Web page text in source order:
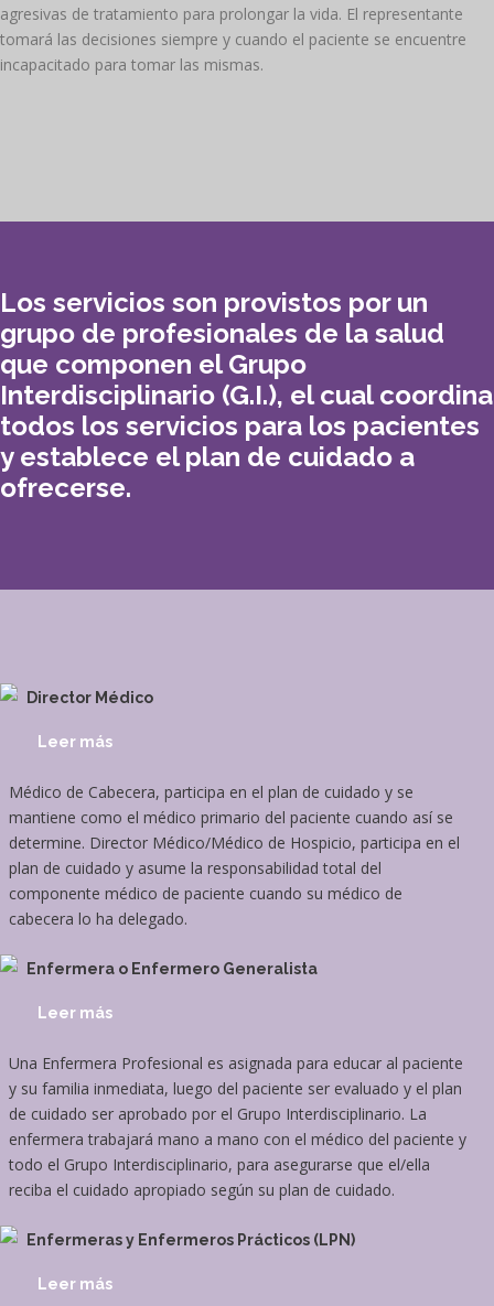
agresivas de tratamiento para prolongar la vida. El representante
tomará las decisiones siempre y cuando el paciente se encuentre
incapacitado para tomar las mismas.
Los servicios son provistos por un
grupo de profesionales de la salud
que componen el Grupo
Interdisciplinario (G.I.), el cual coordina
todos los servicios para los pacientes
y establece el plan de cuidado a
ofrecerse.
Director Médico
Leer más
Médico de Cabecera, participa en el plan de cuidado y se
mantiene como el médico primario del paciente cuando así se
determine. Director Médico/Médico de Hospicio, participa en el
plan de cuidado y asume la responsabilidad total del
componente médico de paciente cuando su médico de
cabecera lo ha delegado.
Enfermera o Enfermero Generalista
Leer más
Una Enfermera Profesional es asignada para educar al paciente
y su familia inmediata, luego del paciente ser evaluado y el plan
de cuidado ser aprobado por el Grupo Interdisciplinario. La
enfermera trabajará mano a mano con el médico del paciente y
todo el Grupo Interdisciplinario, para asegurarse que el/ella
reciba el cuidado apropiado según su plan de cuidado.
Enfermeras y Enfermeros Prácticos (LPN)
Leer más